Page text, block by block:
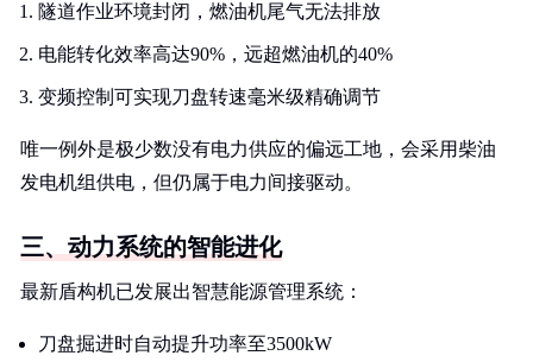
隧道作业环境封闭，燃油机尾气无法排放
电能转化效率高达90%，远超燃油机的40%
变频控制可实现刀盘转速毫米级精确调节
唯一例外是极少数没有电力供应的偏远工地，会采用柴油
发电机组供电，但仍属于电力间接驱动。
三、动力系统的智能进化
最新盾构机已发展出智慧能源管理系统：
刀盘掘进时自动提升功率至3500kW